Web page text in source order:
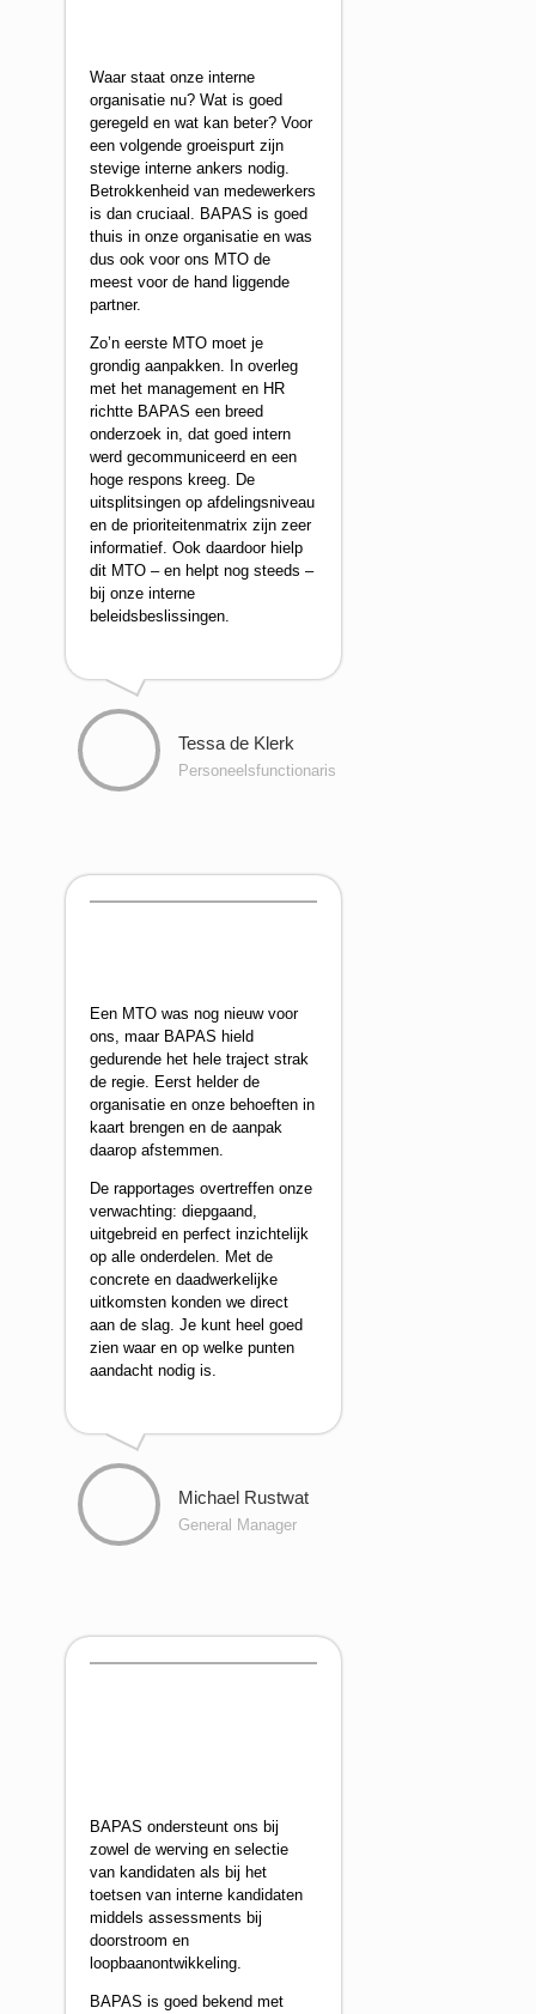
Waar staat onze interne
organisatie nu? Wat is goed
geregeld en wat kan beter? Voor
een volgende groeispurt zijn
stevige interne ankers nodig.
Betrokkenheid van medewerkers
is dan cruciaal. BAPAS is goed
thuis in onze organisatie en was
dus ook voor ons MTO de
meest voor de hand liggende
partner.
Zo’n eerste MTO moet je
grondig aanpakken. In overleg
met het management en HR
richtte BAPAS een breed
onderzoek in, dat goed intern
werd gecommuniceerd en een
hoge respons kreeg. De
uitsplitsingen op afdelingsniveau
en de prioriteitenmatrix zijn zeer
informatief. Ook daardoor hielp
dit MTO – en helpt nog steeds –
bij onze interne
beleidsbeslissingen.
Tessa de Klerk
Personeelsfunctionaris
Een MTO was nog nieuw voor
ons, maar BAPAS hield
gedurende het hele traject strak
de regie. Eerst helder de
organisatie en onze behoeften in
kaart brengen en de aanpak
daarop afstemmen.
De rapportages overtreffen onze
verwachting: diepgaand,
uitgebreid en perfect inzichtelijk
op alle onderdelen. Met de
concrete en daadwerkelijke
uitkomsten konden we direct
aan de slag. Je kunt heel goed
zien waar en op welke punten
aandacht nodig is.
Michael Rustwat
General Manager
BAPAS ondersteunt ons bij
zowel de werving en selectie
van kandidaten als bij het
toetsen van interne kandidaten
middels assessments bij
doorstroom en
loopbaanontwikkeling.
BAPAS is goed bekend met